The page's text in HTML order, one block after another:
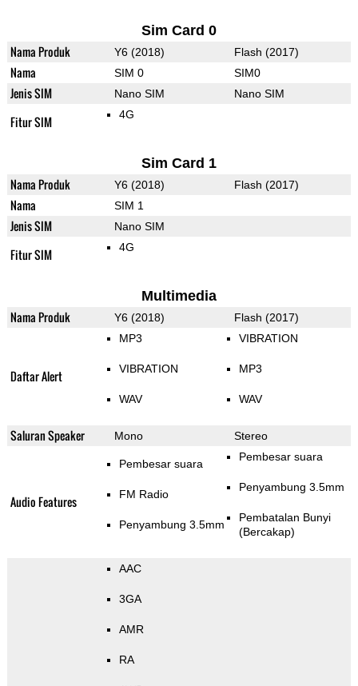
Sim Card 0
Nama Produk Y6 (2018) Flash (2017)
Nama SIM 0 SIM0
Jenis SIM Nano SIM Nano SIM
Fitur SIM 4G
Sim Card 1
Nama Produk Y6 (2018) Flash (2017)
Nama SIM 1
Jenis SIM Nano SIM
Fitur SIM 4G
Multimedia
Nama Produk Y6 (2018) Flash (2017)
Daftar Alert
MP3
VIBRATION
WAV
VIBRATION
MP3
WAV
Saluran Speaker Mono Stereo
Audio Features
Pembesar suara
FM Radio
Penyambung 3.5mm
Pembesar suara
Penyambung 3.5mm
Pembatalan Bunyi
(Bercakap)
AAC
3GA
AMR
RA